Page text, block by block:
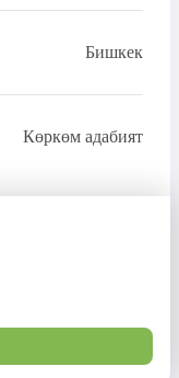
Бишкек
Көркөм адабият